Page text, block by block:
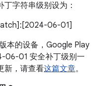
字符串级别设为：
06-01]
本的设备，Google Play
06-01 安全补丁级别一
新，请查看这篇文章。